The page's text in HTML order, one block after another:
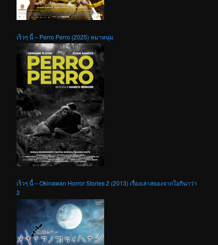
เร็วๆ นี้ – Perro Perro (2025) หมาหนุ่ม
เร็วๆ นี้ – Okinawan Horror Stories 2 (2013) เรื่องเล่าสยองจากโอกินาว่า
2